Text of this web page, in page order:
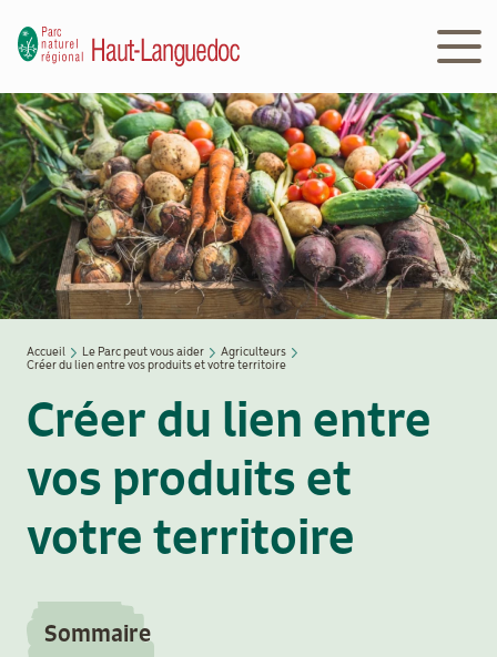
contenu
principal
Navigation
principaleDécouvrir
le Parc
Le
Parc
en
Le
Parc
vous
Fil
Accueil Le Parc peut vous aider
Agriculteurs
Créer du lien entre vos produits et votre territoire
Créer du lien entre
vos produits et
votre territoire
Sommaire